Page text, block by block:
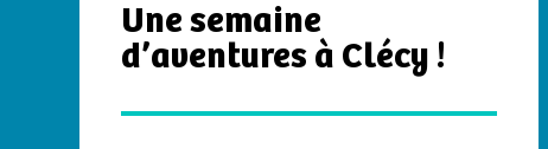
Une semaine
d’aventures à Clécy !